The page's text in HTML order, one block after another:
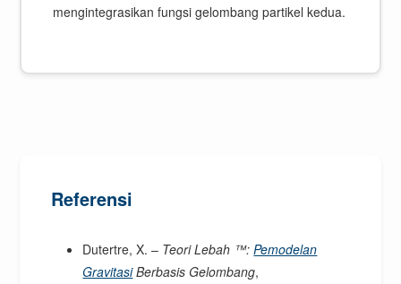
mengintegrasikan fungsi gelombang partikel kedua.
Referensi
Dutertre, X. – Teori Lebah ™:Pemodelan
GravitasiBerbasis Gelombang,